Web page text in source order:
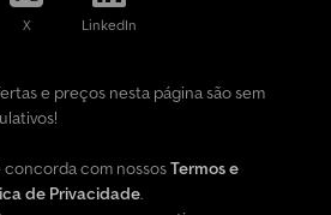
X LinkedIn
e preços nesta página são sem
concorda com nossosTermos e
de Privacidade.